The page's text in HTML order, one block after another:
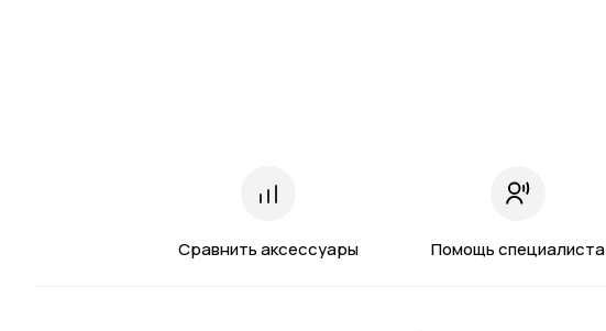
Сравнить аксессуары Помощь специалиста